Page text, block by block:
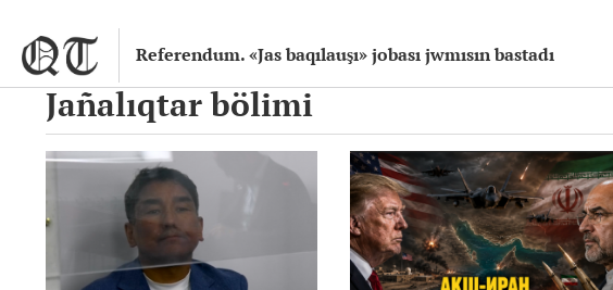
Referendum. «Jas baqılauşı» jobası jwmısın bastadı
Jañalıqtar bölimi